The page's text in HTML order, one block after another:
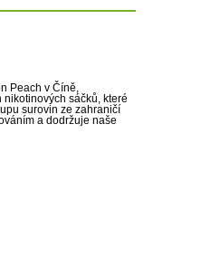
Peach v Číně,
sáčků, které
surovin ze zahraničí
a dodržuje naše